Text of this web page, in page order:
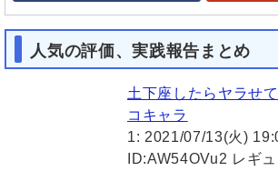
人気の評価、実践報告まとめ
土下座したらヤラせ
コキャラ
1: 2021/07/13(火)
ID:AW54OVu2 レギ